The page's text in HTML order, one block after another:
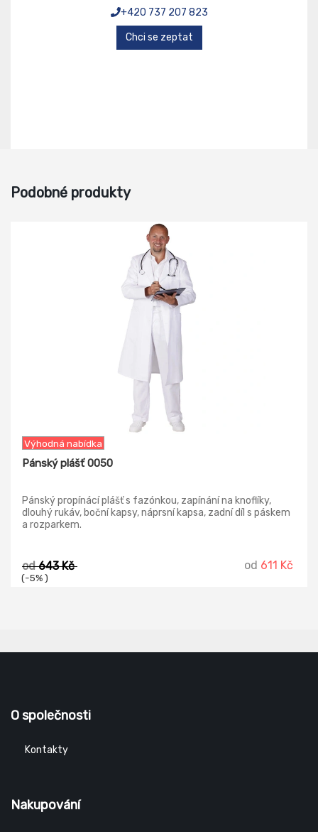
+420 737 207 823
Chci se zeptat
Podobné produkty
Výhodná nabídka
Pánský plášť 0050
Pánský propínácí plášť s fazónkou, zapínání na knoflíky,
dlouhý rukáv, boční kapsy, náprsní kapsa, zadní díl s páskem
a rozparkem.
od643 Kč
(-5% )
od 611 Kč
O společnosti
Kontakty
Nakupování